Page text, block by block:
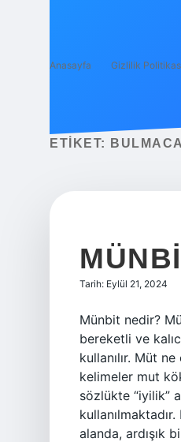
Anasayfa Gizlilik
ETIKET:
Tarih: Eylül 21, 2024
Münbit nedir?
bereketli ve
kullanılır. Müt
kelimeler mut
sözlükte “iyilik”
alanda, ardışık